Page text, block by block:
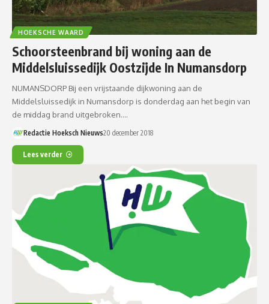
HOEKSCHE WAARD
Schoorsteenbrand bij woning aan de
Middelsluissedijk Oostzijde In Numansdorp
NUMANSDORP Bij een vrijstaande dijkwoning aan de
Middelsluissedijk in Numansdorp is donderdag aan het begin van
de middag brand uitgebroken.…
Redactie Hoeksch Nieuws20 december 2018
Lees verder